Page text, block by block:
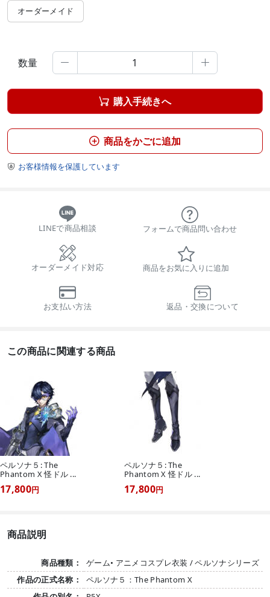
オーダーメイド
数量  
 購入手続きへ
 商品をかごに追加
 お客様情報を保護しています
LINEで商品相談 フォームで商品問い合わせ
オーダーメイド対応 商品をお気に入りに追加
お支払い方法 返品・交換について
この商品に関連する商品
ペルソナ５: The
Phantom X 怪ドル ...
17,800円
ペルソナ５: The
Phantom X 怪ドル ...
17,800円
商品説明
商品種類：
ゲーム• アニメコスプレ衣装 / ペルソナシリーズ
作品の正式名称：
ペルソナ５：The Phantom X